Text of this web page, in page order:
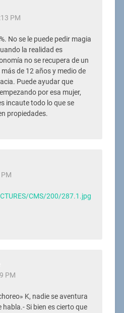
PM
No se le puede pedir magia
la realidad es
no se recupera de un
de 12 años y medio de
Puede ayudar que
por esa mujer,
incaute todo lo que se
propiedades.
CMS/200/287.1.jpg
PM
K, nadie se aventura
Si bien es cierto que